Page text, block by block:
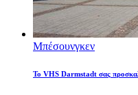
Μπέσουνγκεν
Το VHS Darmstadt σας